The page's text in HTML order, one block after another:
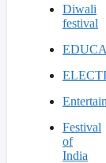
Diwali
festival
Festival
of
India